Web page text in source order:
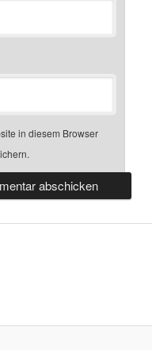
in diesem Browser